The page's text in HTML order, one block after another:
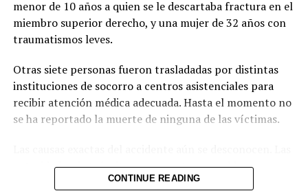
menor de 10 años a quien se le descartaba fractura en el
miembro superior derecho, y una mujer de 32 años con
traumatismos leves.
Otras siete personas fueron trasladadas por distintas
instituciones de socorro a centros asistenciales para
recibir atención médica adecuada. Hasta el momento no
se ha reportado la muerte de ninguna de las víctimas.
autoridades de tránsito se encuentran en el lugar
realizando las investigaciones correspondientes para
CONTINUE READING